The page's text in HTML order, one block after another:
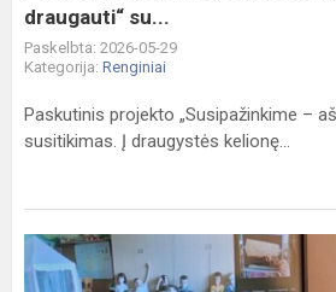
draugauti“ su...
Paskelbta: 2026-05-29
Kategorija: Renginiai
Paskutinis projekto „Susipažinkime –
susitikimas. Į draugystės kelionę...
Paskutinis
Žilvitukų